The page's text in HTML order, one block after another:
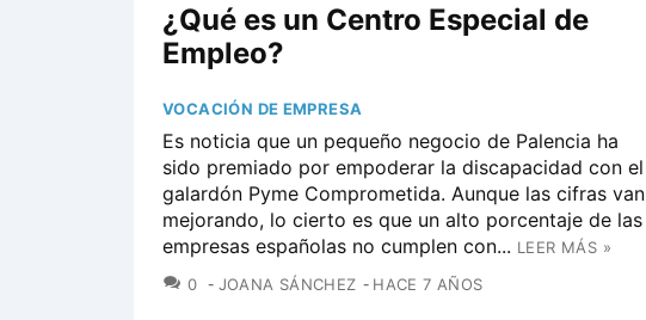
¿Qué es un Centro Especial de
Empleo?
VOCACIÓN DE EMPRESA
Es noticia que un pequeño negocio de Palencia ha
sido premiado por empoderar la discapacidad con el
galardón Pyme Comprometida. Aunque las cifras van
mejorando, lo cierto es que un alto porcentaje de las
empresas españolas no cumplen con... LEER MÁS »
0 COMENTARIOS
JOANA SÁNCHEZ HACE 7 AÑOS